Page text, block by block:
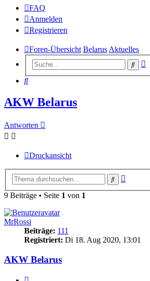
FAQ
Anmelden
Registrieren
Foren-Übersicht Belarus Aktuelles
Suche
Suche
AKW Belarus
Antworten
Druckansicht
Suche
9 Beiträge • Seite 1 von 1
MrRossi
Beiträge: 111
Registriert: Di 18. Aug 2020, 13:01
AKW Belarus